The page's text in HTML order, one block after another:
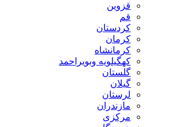
قزوین
قم
کردستان
کرمان
کرمانشاه
کهگیلویه وبویراحمد
گلستان
گیلان
لرستان
مازندران
مرکزی